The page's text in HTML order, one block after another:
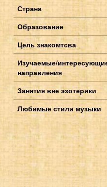
Страна
Образование
Цель знакомтсва
Изучаемые/
направления
Занятия вне эзотерики
Любимые стили музыки